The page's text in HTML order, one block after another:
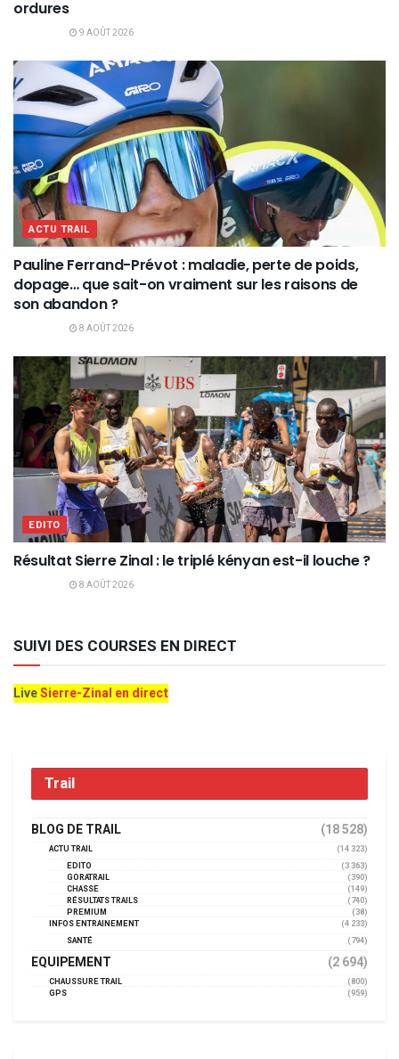
ordures
9 AOÛT 2026
ACTU TRAIL
Pauline Ferrand-Prévot : maladie, perte de poids,
dopage… que sait-on vraiment sur les raisons de
son abandon ?
8 AOÛT 2026
EDITO
Résultat Sierre Zinal : le triplé kényan est-il louche ?
8 AOÛT 2026
SUIVI DES COURSES EN DIRECT
LiveSierre-Zinal en direct
Trail
BLOG DE TRAIL (18 528)
ACTU TRAIL
(14 323)
EDITO
(3 363)
GORATRAIL
(390)
CHASSE
(149)
RÉSULTATS TRAILS
(740)
PREMIUM
(38)
INFOS ENTRAINEMENT
(4 233)
SANTÉ
(794)
EQUIPEMENT (2 694)
CHAUSSURE TRAIL
(800)
GPS
(959)